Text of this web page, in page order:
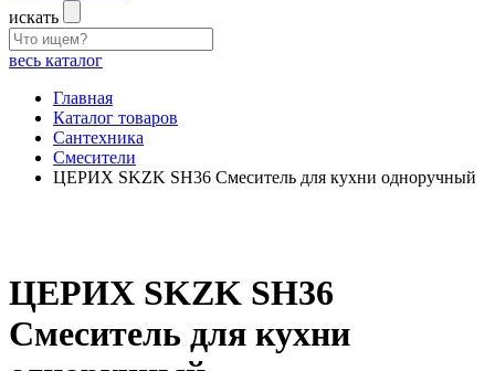
искать
весь каталог
Главная
Каталог товаров
Сантехника
Смесители
ЦЕРИХ SKZK SH36 Смеситель для кухни одноручный
ЦЕРИХ SKZK SH36
Смеситель для кухни